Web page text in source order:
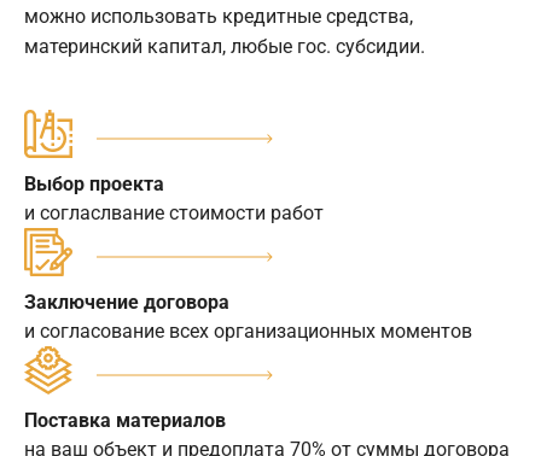
можно использовать кредитные средства,
материнский капитал, любые гос. субсидии.
Выбор проекта
и согласлвание стоимости работ
Заключение договора
и согласование всех организационных моментов
Поставка материалов
на ваш объект и предоплата 70% от суммы договора